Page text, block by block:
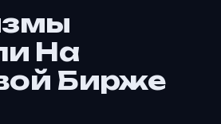
На
Бирже